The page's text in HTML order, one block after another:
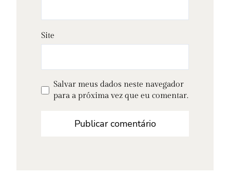
Site
Salvar meus dados neste navegador
para a próxima vez que eu comentar.